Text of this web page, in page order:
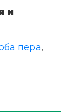
и
пера,